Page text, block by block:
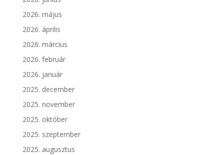
2026. május
2026. április
2026. március
2026. február
2026. január
2025. december
2025. november
2025. október
2025. szeptember
2025. augusztus